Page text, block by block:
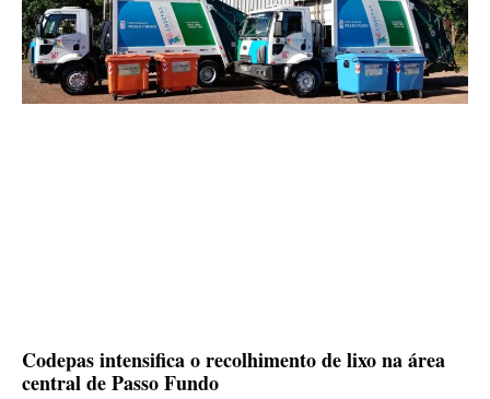
Codepas intensifica o recolhimento de lixo na área
central de Passo Fundo